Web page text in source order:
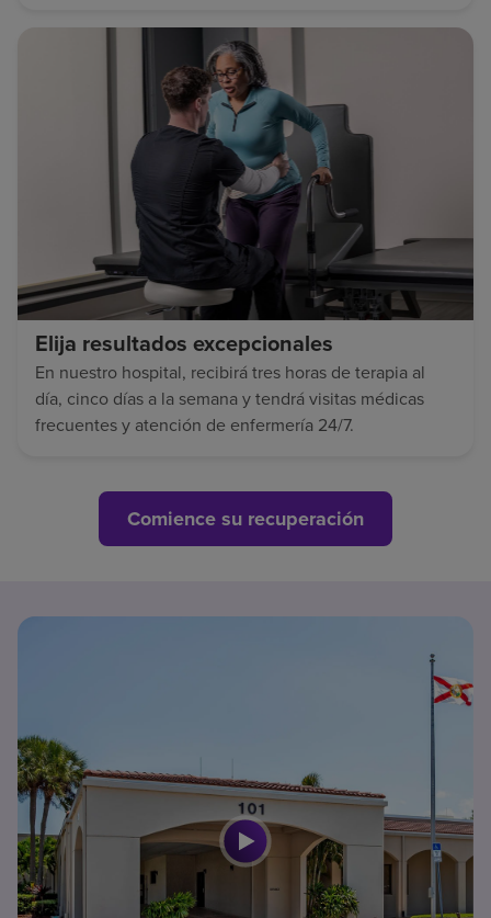
Elija resultados excepcionales
En nuestro hospital, recibirá tres horas de terapia al
día, cinco días a la semana y tendrá visitas médicas
frecuentes y atención de enfermería 24/7.
Comience su recuperación